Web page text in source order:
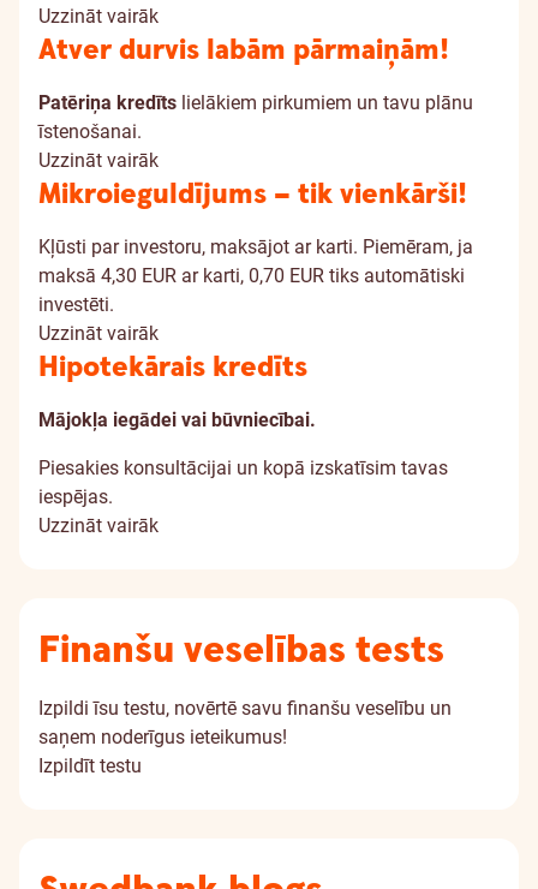
Uzzināt vairāk
Atver durvis labām pārmaiņām!
Patēriņa kredīts lielākiem pirkumiem un tavu plānu
īstenošanai.
Uzzināt vairāk
Mikroieguldījums – tik vienkārši!
Kļūsti par investoru, maksājot ar karti. Piemēram, ja
maksā 4,30 EUR ar karti, 0,70 EUR tiks automātiski
investēti.
Uzzināt vairāk
Hipotekārais kredīts
Mājokļa iegādei vai būvniecībai.
Piesakies konsultācijai un kopā izskatīsim tavas
iespējas.
Uzzināt vairāk
Finanšu veselības tests
Izpildi īsu testu, novērtē savu finanšu veselību un
saņem noderīgus ieteikumus!
Izpildīt testu